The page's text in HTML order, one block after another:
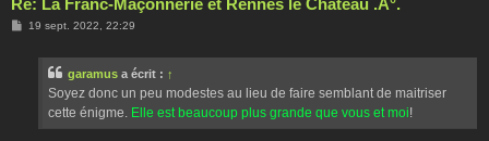
Re: La Franc-Maçonnerie et Rennes le Château .Â°.
M19 sept. 2022, 22:29
garamus a écrit : ↑
Soyez donc un peu modestes au lieu de faire semblant de maitriser
cette énigme. Elle est beaucoup plus grande que vous et moi!